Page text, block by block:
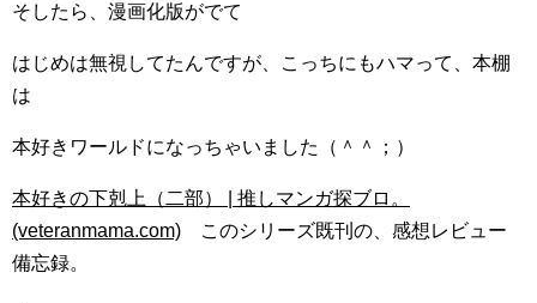
そしたら、漫画化版がでて
はじめは無視してたんですが、こっちにもハマって、本棚
は
本好きワールドになっちゃいました（＾＾；）
本好きの下剋上（二部） | 推しマンガ探ブロ。
(veteranmama.com) このシリーズ既刊の、感想レビュー
備忘録。